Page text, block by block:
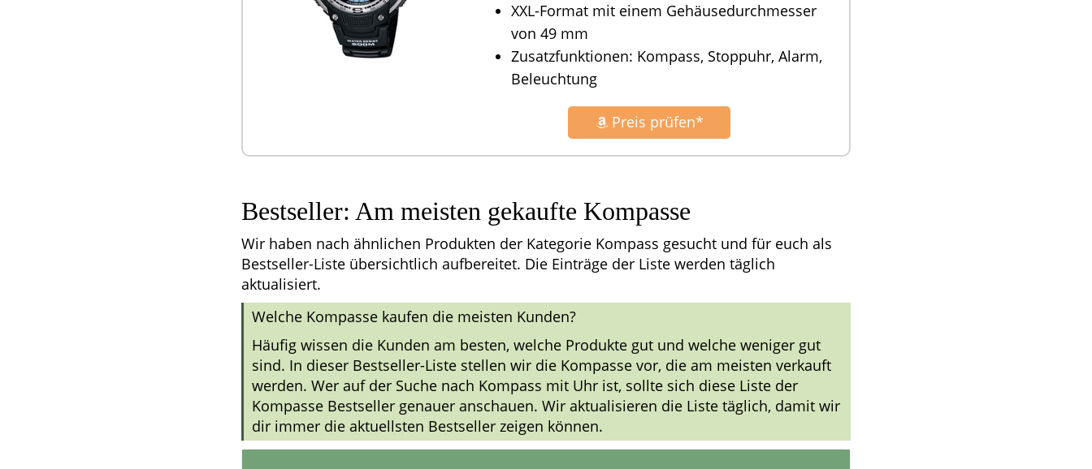
XXL-Format mit einem Gehäusedurchmesser
von 49 mm
Zusatzfunktionen: Kompass, Stoppuhr, Alarm,
Beleuchtung
Preis prüfen*
Bestseller: Am meisten gekaufte Kompasse
Wir haben nach ähnlichen Produkten der Kategorie Kompass gesucht und für euch als
Bestseller-Liste übersichtlich aufbereitet. Die Einträge der Liste werden täglich
aktualisiert.
Welche Kompasse kaufen die meisten Kunden?
Häufig wissen die Kunden am besten, welche Produkte gut und welche weniger gut
sind. In dieser Bestseller-Liste stellen wir die Kompasse vor, die am meisten verkauft
werden. Wer auf der Suche nach Kompass mit Uhr ist, sollte sich diese Liste der
Kompasse Bestseller genauer anschauen. Wir aktualisieren die Liste täglich, damit wir
dir immer die aktuellsten Bestseller zeigen können.